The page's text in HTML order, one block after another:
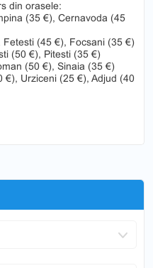
din orasele:
(35 €), Cernavoda (45
(45 €), Focsani (35 €)
(50 €), Pitesti (35 €)
(50 €), Sinaia (35 €)
€), Urziceni (25 €), Adjud (40